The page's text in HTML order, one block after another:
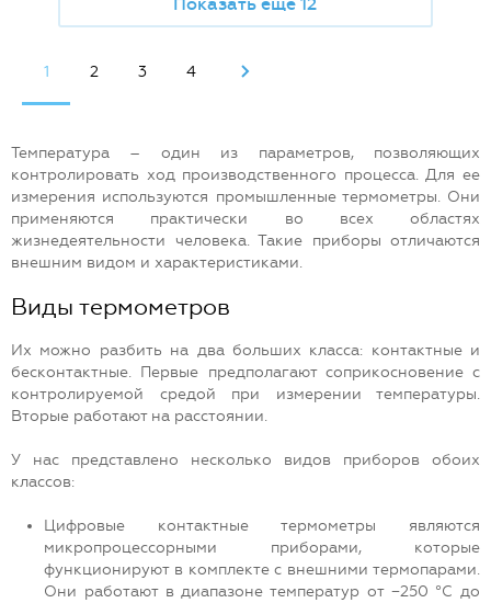
1 2 3 4
Температура – один из параметров, позволяющих
контролировать ход производственного процесса. Для ее
измерения используются промышленные термометры. Они
применяются практически во всех областях
жизнедеятельности человека. Такие приборы отличаются
внешним видом и характеристиками.
Виды термометров
Их можно разбить на два больших класса: контактные и
бесконтактные. Первые предполагают соприкосновение с
контролируемой средой при измерении температуры.
Вторые работают на расстоянии.
У нас представлено несколько видов приборов обоих
классов:
Цифровые контактные термометры являются
микропроцессорными приборами, которые
функционируют в комплекте с внешними термопарами.
Они работают в диапазоне температур от −250 °С до